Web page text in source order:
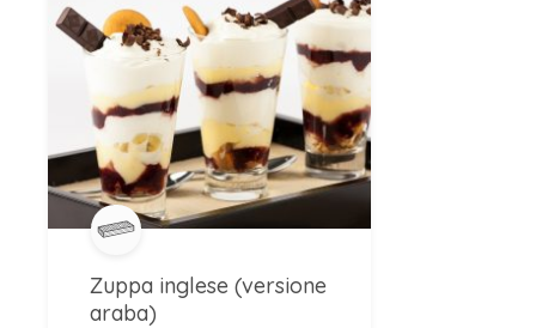
Zuppa inglese (versione
araba)